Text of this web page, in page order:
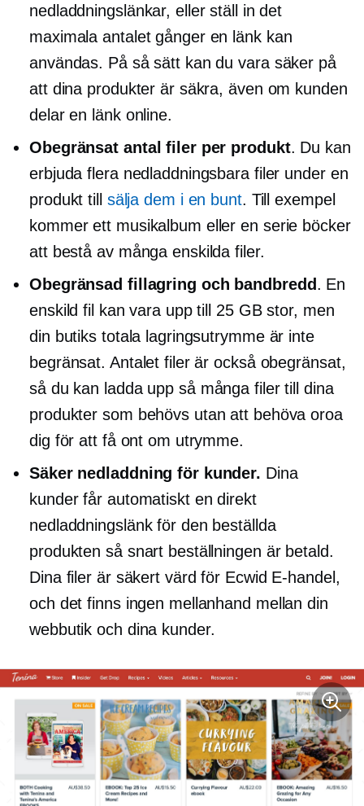
nedladdningslänkar, eller ställ in det
maximala antalet gånger en länk kan
användas. På så sätt kan du vara säker på
att dina produkter är säkra, även om kunden
delar en länk online.
Obegränsat antal filer per produkt. Du kan
erbjuda flera nedladdningsbara filer under en
produkt till sälja dem i en bunt. Till exempel
kommer ett musikalbum eller en serie böcker
att bestå av många enskilda filer.
Obegränsad fillagring och bandbredd. En
enskild fil kan vara upp till 25 GB stor, men
din butiks totala lagringsutrymme är inte
begränsat. Antalet filer är också obegränsat,
så du kan ladda upp så många filer till dina
produkter som behövs utan att behöva oroa
dig för att få ont om utrymme.
Säker nedladdning för kunder. Dina
kunder får automatiskt en direkt
nedladdningslänk för den beställda
produkten så snart beställningen är betald.
Dina filer är säkert värd för Ecwid E-handel,
och det finns ingen mellanhand mellan din
webbutik och dina kunder.